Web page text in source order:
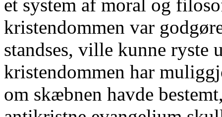
et system af moral og
kristendommen var
standses, ville kunne ryste
kristendommen har
om skæbnen havde